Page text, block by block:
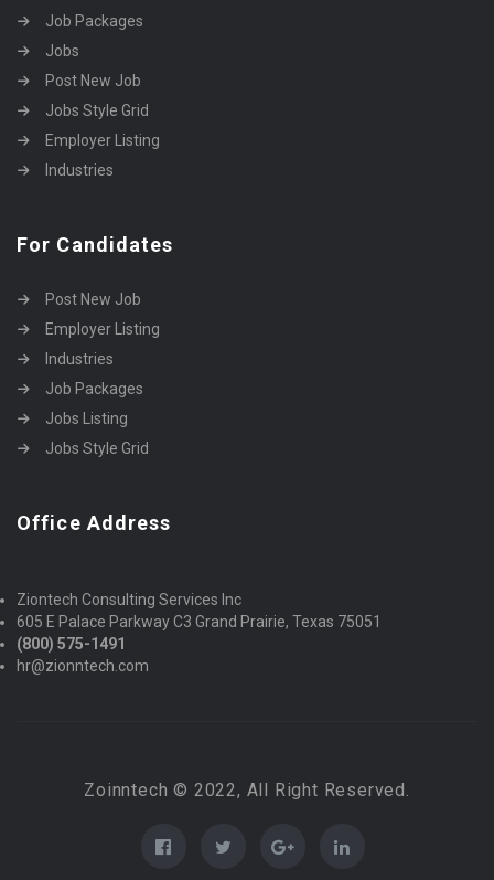
Job Packages
Jobs
Post New Job
Jobs Style Grid
Employer Listing
Industries
For Candidates
Post New Job
Employer Listing
Industries
Job Packages
Jobs Listing
Jobs Style Grid
Office Address
Ziontech Consulting Services Inc
605 E Palace Parkway C3 Grand Prairie, Texas 75051
(800) 575-1491
hr@zionntech.com
Zoinntech © 2022, All Right Reserved.